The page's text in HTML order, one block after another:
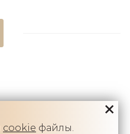
cookie файлы.